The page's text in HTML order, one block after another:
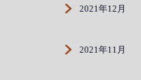
2021年12月
2021年11月